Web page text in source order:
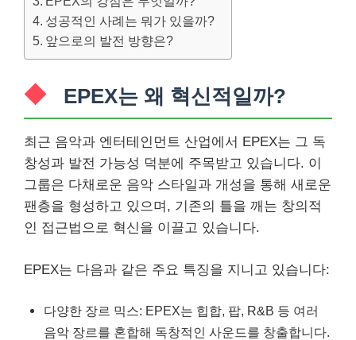
성공적인 사례는 뭐가 있을까?
앞으로의 발전 방향은?
EPEX는 왜 혁신적일까?
최근 음악과 엔터테인먼트 산업에서 EPEX는 그 독
창성과 발전 가능성 덕분에 주목받고 있습니다. 이
그룹은 다채로운 음악 스타일과 개성을 통해 새로운
팬층을 형성하고 있으며, 기존의 틀을 깨는 창의적
인 접근법으로 혁신을 이끌고 있습니다.
EPEX는 다음과 같은 주요 특징을 지니고 있습니다:
다양한 장르 믹스: EPEX는 힙합, 팝, R&B 등 여러
음악 장르를 혼합해 독창적인 사운드를 창출합니다.